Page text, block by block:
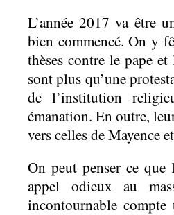
L’année 2017 va être
bien commencé. On y
thèses contre le pape
sont plus qu’une
de l’institution
émanation. En outre,
vers celles de Mayence
On peut penser ce
appel odieux au
incontournable